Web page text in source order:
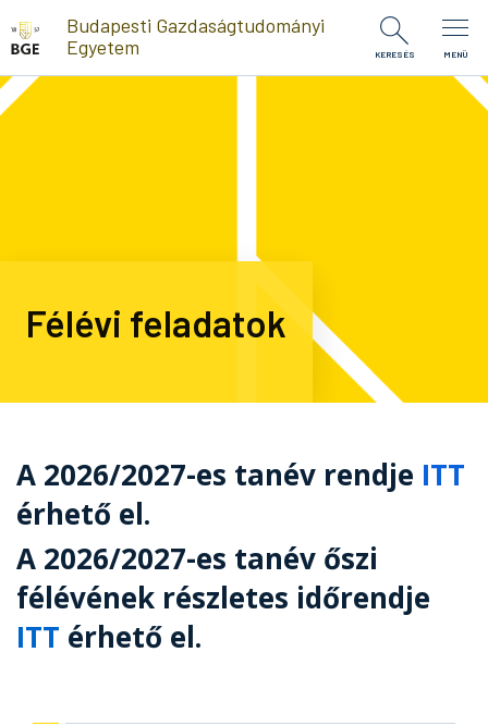
Ugrás a tartalomra
Budapesti Gazdaságtudományi
Egyetem
KERESÉS MENÜ
Félévi feladatok
A 2026/2027-es tanév rendje ITT
érhető el.
A 2026/2027-es tanév őszi
félévének részletes időrendje
ITT érhető el.